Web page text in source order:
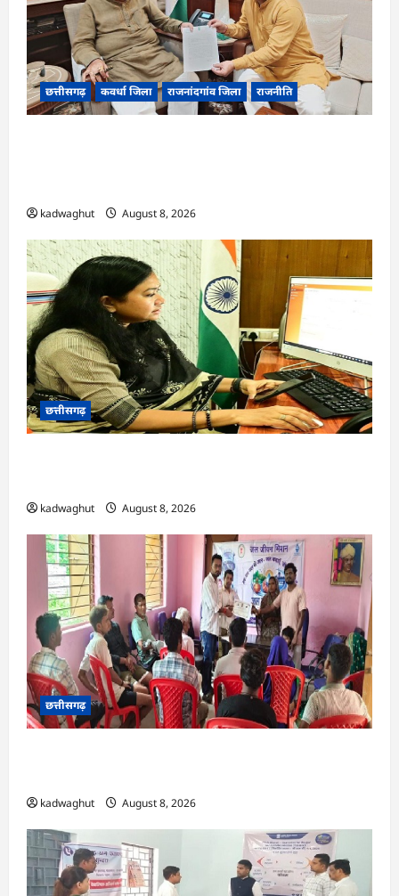
छत्तीसगढ़ कवर्धा जिला राजनांदगांव जिला राजनीति
kadwaghut August 8, 2026
छत्तीसगढ़
kadwaghut August 8, 2026
छत्तीसगढ़
kadwaghut August 8, 2026